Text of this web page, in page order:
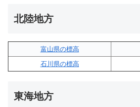
北陸地方
富山県の標高
石川県の標高
東海地方